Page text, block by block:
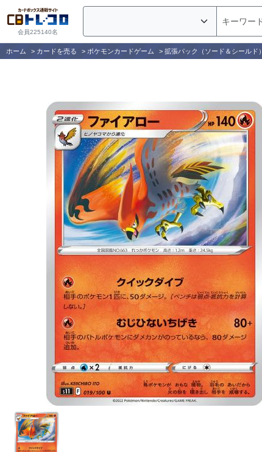
会員225140名
ホーム > カードを売る > ポケモンカードゲーム > 拡張パック（ソード＆シールド）